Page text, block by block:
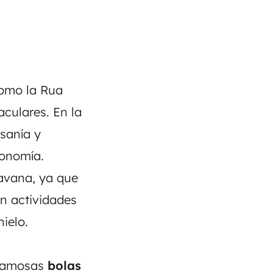
la Rua
En la
y
ya que
actividades
bolas